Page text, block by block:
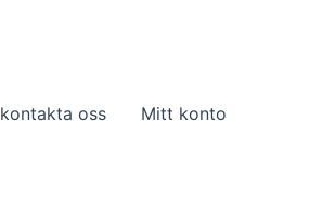
kontakta oss Mitt konto